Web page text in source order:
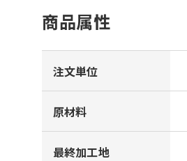
商品属性
注文単位
原材料
最終加工地